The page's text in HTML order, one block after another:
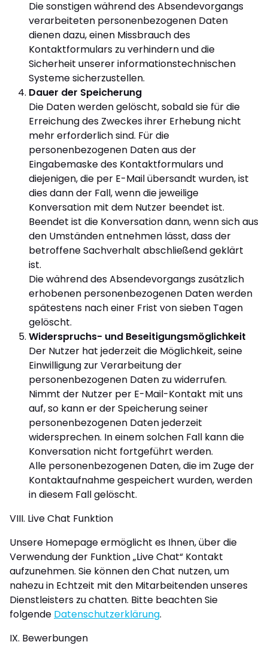
Die sonstigen während des Absendevorgangs
verarbeiteten personenbezogenen Daten
dienen dazu, einen Missbrauch des
Kontaktformulars zu verhindern und die
Sicherheit unserer informationstechnischen
Systeme sicherzustellen.
Dauer der Speicherung
Die Daten werden gelöscht, sobald sie für die
Erreichung des Zweckes ihrer Erhebung nicht
mehr erforderlich sind. Für die
personenbezogenen Daten aus der
Eingabemaske des Kontaktformulars und
diejenigen, die per E-Mail übersandt wurden, ist
dies dann der Fall, wenn die jeweilige
Konversation mit dem Nutzer beendet ist.
Beendet ist die Konversation dann, wenn sich aus
den Umständen entnehmen lässt, dass der
betroffene Sachverhalt abschließend geklärt
ist.
Die während des Absendevorgangs zusätzlich
erhobenen personenbezogenen Daten werden
spätestens nach einer Frist von sieben Tagen
gelöscht.
Widerspruchs- und Beseitigungsmöglichkeit
Der Nutzer hat jederzeit die Möglichkeit, seine
Einwilligung zur Verarbeitung der
personenbezogenen Daten zu widerrufen.
Nimmt der Nutzer per E-Mail-Kontakt mit uns
auf, so kann er der Speicherung seiner
personenbezogenen Daten jederzeit
widersprechen. In einem solchen Fall kann die
Konversation nicht fortgeführt werden.
Alle personenbezogenen Daten, die im Zuge der
Kontaktaufnahme gespeichert wurden, werden
in diesem Fall gelöscht.
VIII. Live Chat Funktion
Unsere Homepage ermöglicht es Ihnen, über die
Verwendung der Funktion „Live Chat“ Kontakt
aufzunehmen. Sie können den Chat nutzen, um
nahezu in Echtzeit mit den Mitarbeitenden unseres
Dienstleisters zu chatten. Bitte beachten Sie
folgende Datenschutzerklärung.
IX. Bewerbungen